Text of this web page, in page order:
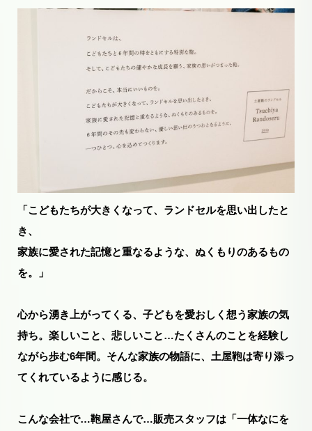
「こどもたちが大きくなって、ランドセルを思い出したと
き、
家族に愛された記憶と重なるような、ぬくもりのあるもの
を。」
心から湧き上がってくる、子どもを愛おしく想う家族の気
持ち。楽しいこと、悲しいこと…たくさんのことを経験し
ながら歩む6年間。そんな家族の物語に、土屋鞄は寄り添っ
てくれているように感じる。
こんな会社で…鞄屋さんで…販売スタッフは「一体なにを